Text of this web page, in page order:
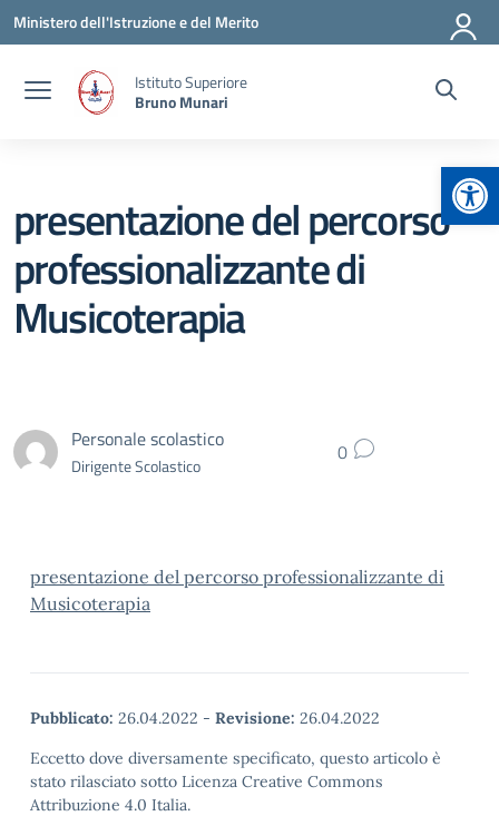
Vai ai contenuti
Vai al menu di navigazione
Vai al footer
Ministero dell'Istruzione e del Merito
Istituto Superiore
Bruno Munari
presentazione del percorso
professionalizzante di
Musicoterapia
Personale scolastico
Dirigente Scolastico 0
presentazione del percorso professionalizzante di
Musicoterapia
Pubblicato: 26.04.2022 - Revisione: 26.04.2022
Eccetto dove diversamente specificato, questo articolo è
stato rilasciato sotto Licenza Creative Commons
Attribuzione 4.0 Italia.